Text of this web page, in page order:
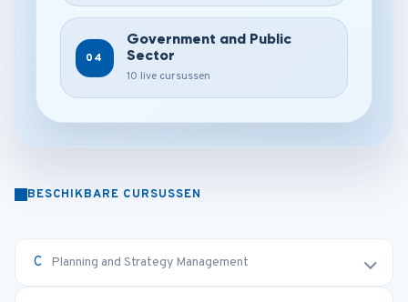
04
Government and Public
Sector
10 live cursussen
BESCHIKBARE CURSUSSEN
Planning and Strategy Management